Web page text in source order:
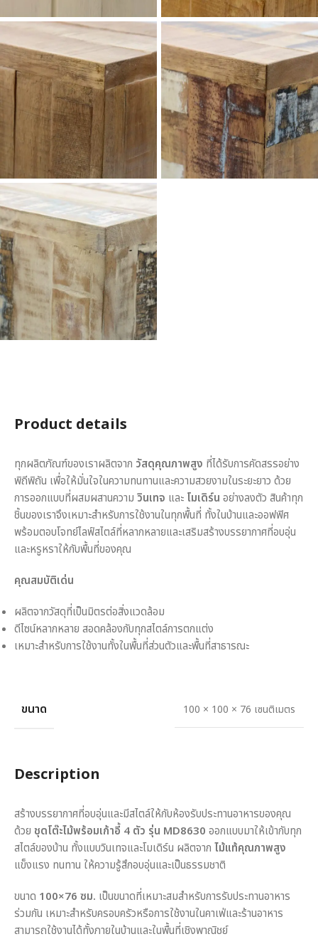
Product details
ทุกผลิตภัณฑ์ของเราผลิตจาก วัสดุคุณภาพสูง ที่ได้รับการคัดสรรอย่าง
พิถีพิถัน เพื่อให้มั่นใจในความทนทานและความสวยงามในระยะยาว ด้วย
การออกแบบที่ผสมผสานความ วินเทจ และ โมเดิร์น อย่างลงตัว สินค้าทุก
ชิ้นของเราจึงเหมาะสำหรับการใช้งานในทุกพื้นที่ ทั้งในบ้านและออฟฟิศ
พร้อมตอบโจทย์ไลฟ์สไตล์ที่หลากหลายและเสริมสร้างบรรยากาศที่อบอุ่น
และหรูหราให้กับพื้นที่ของคุณ
คุณสมบัติเด่น
ผลิตจากวัสดุที่เป็นมิตรต่อสิ่งแวดล้อม
ดีไซน์หลากหลาย สอดคล้องกับทุกสไตล์การตกแต่ง
เหมาะสำหรับการใช้งานทั้งในพื้นที่ส่วนตัวและพื้นที่สาธารณะ
ขนาด 100 × 100 × 76 เซนติเมตร
Description
สร้างบรรยากาศที่อบอุ่นและมีสไตล์ให้กับห้องรับประทานอาหารของคุณ
ด้วย ชุดโต๊ะไม้พร้อมเก้าอี้ 4 ตัว รุ่น MD8630 ออกแบบมาให้เข้ากับทุก
สไตล์ของบ้าน ทั้งแบบวินเทจและโมเดิร์น ผลิตจาก ไม้แท้คุณภาพสูง
แข็งแรง ทนทาน ให้ความรู้สึกอบอุ่นและเป็นธรรมชาติ
ขนาด 100×76 ซม. เป็นขนาดที่เหมาะสมสำหรับการรับประทานอาหาร
ร่วมกัน เหมาะสำหรับครอบครัวหรือการใช้งานในคาเฟ่และร้านอาหาร
สามารถใช้งานได้ทั้งภายในบ้านและในพื้นที่เชิงพาณิชย์